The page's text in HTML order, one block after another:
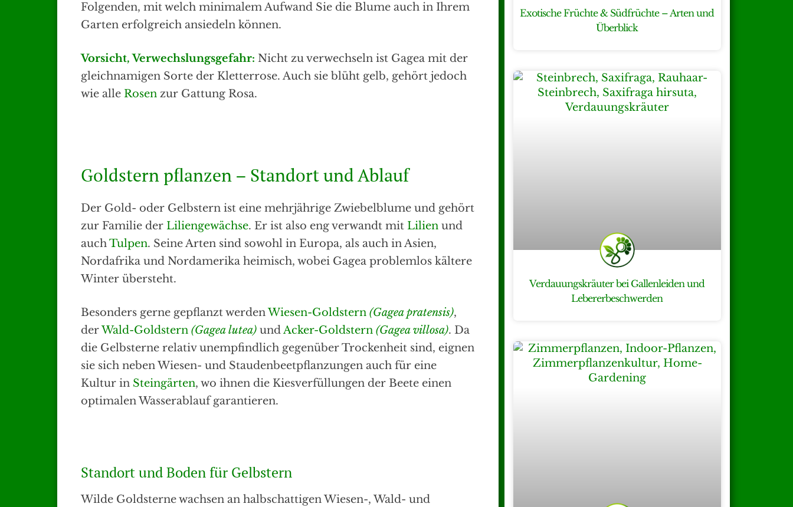
Folgenden, mit welch minimalem Aufwand Sie die Blume auch in Ihrem
Garten erfolgreich ansiedeln können.
Vorsicht, Verwechslungsgefahr: Nicht zu verwechseln ist Gagea mit der
gleichnamigen Sorte der Kletterrose. Auch sie blüht gelb, gehört jedoch
wie alle Rosen zur Gattung Rosa.
Goldstern pflanzen – Standort und Ablauf
Der Gold- oder Gelbstern ist eine mehrjährige Zwiebelblume und gehört
zur Familie der Liliengewächse. Er ist also eng verwandt mit Lilien und
auchTulpen. Seine Arten sind sowohl in Europa, als auch in Asien,
Nordafrika und Nordamerika heimisch, wobei Gagea problemlos kältere
Winter übersteht.
Besonders gerne gepflanzt werdenWiesen-Goldstern (Gagea pratensis),
derWald-Goldstern (Gagea lutea) undAcker-Goldstern (Gagea villosa). Da
die Gelbsterne relativ unempfindlich gegenüber Trockenheit sind, eignen
sie sich neben Wiesen- und Staudenbeetpflanzungen auch für eine
Kultur in Steingärten, wo ihnen die Kiesverfüllungen der Beete einen
optimalen Wasserablauf garantieren.
Standort und Boden für Gelbstern
Wilde Goldsterne wachsen an halbschattigen Wiesen-, Wald- und
Exotische Früchte & Südfrüchte – Arten und
Überblick
Verdauungskräuter bei Gallenleiden und
Lebererbeschwerden